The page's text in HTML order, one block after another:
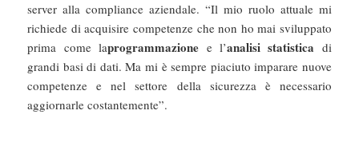
server alla compliance aziendale. “Il mio ruolo attuale mi
richiede di acquisire competenze che non ho mai sviluppato
prima come laprogrammazione e l’analisi statistica di
grandi basi di dati. Ma mi è sempre piaciuto imparare nuove
competenze e nel settore della sicurezza è necessario
aggiornarle costantemente”.